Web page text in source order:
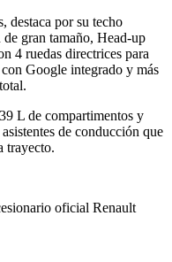
destaca por su techo
gran tamaño, Head-up
4 ruedas directrices para
Google integrado y más
L de compartimentos y
de conducción que
trayecto.
oficial Renault